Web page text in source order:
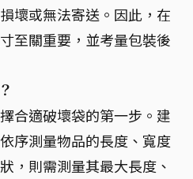
壞或無法寄送。因此，在
至關重要，並考量包裝後
合適破壞袋的第一步。建
序測量物品的長度、寬度
，則需測量其最大長度、